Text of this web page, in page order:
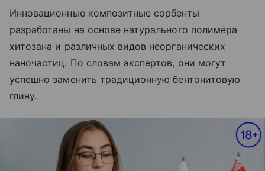
Инновационные композитные сорбенты
разработаны на основе натурального полимера
хитозана и различных видов неорганических
наночастиц. По словам экспертов, они могут
успешно заменить традиционную бентонитовую
глину.